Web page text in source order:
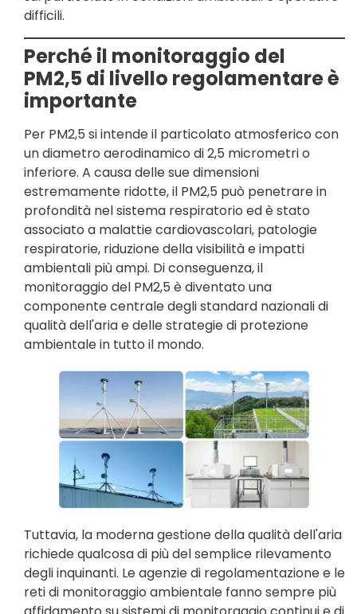
difficili.
Perché il monitoraggio del
PM2,5 di livello regolamentare è
importante
Per PM2,5 si intende il particolato atmosferico con
un diametro aerodinamico di 2,5 micrometri o
inferiore. A causa delle sue dimensioni
estremamente ridotte, il PM2,5 può penetrare in
profondità nel sistema respiratorio ed è stato
associato a malattie cardiovascolari, patologie
respiratorie, riduzione della visibilità e impatti
ambientali più ampi. Di conseguenza, il
monitoraggio del PM2,5 è diventato una
componente centrale degli standard nazionali di
qualità dell'aria e delle strategie di protezione
ambientale in tutto il mondo.
Tuttavia, la moderna gestione della qualità dell'aria
richiede qualcosa di più del semplice rilevamento
degli inquinanti. Le agenzie di regolamentazione e le
reti di monitoraggio ambientale fanno sempre più